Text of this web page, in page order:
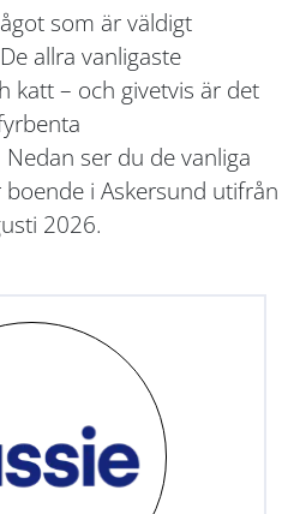
som är väldigt
allra vanligaste
katt – och givetvis är det
ser du de vanliga
i Askersund utifrån
2026.